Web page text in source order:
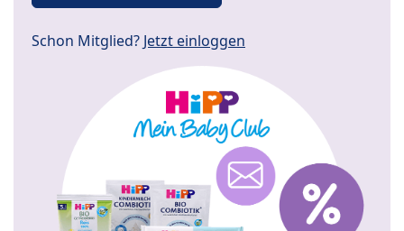
Schon Mitglied? Jetzt einloggen